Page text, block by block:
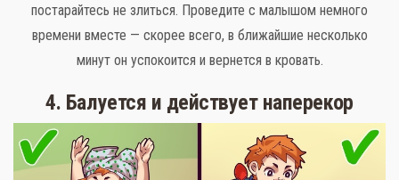
постарайтесь не злиться. Проведите с малышом немного
времени вместе — скорее всего, в ближайшие несколько
минут он успокоится и вернется в кровать.
4. Балуется и действует наперекор